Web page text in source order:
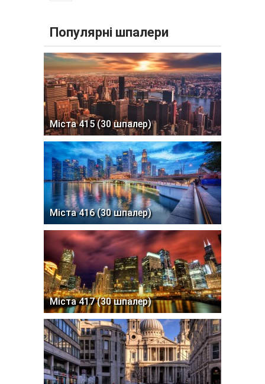
Популярні шпалери
Міста 415 (30 шпалер)
Міста 416 (30 шпалер)
Міста 417 (30 шпалер)